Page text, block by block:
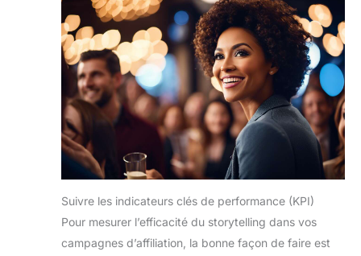
Suivre les indicateurs clés de performance (KPI)
Pour mesurer l’efficacité du storytelling dans vos
campagnes d’affiliation, la bonne façon de faire est